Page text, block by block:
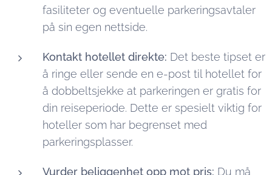
fasiliteter og eventuelle parkeringsavtaler
på sin egen nettside.
Kontakt hotellet direkte: Det beste tipset er
å ringe eller sende en e-post til hotellet for
å dobbeltsjekke at parkeringen er gratis for
din reiseperiode. Dette er spesielt viktig for
hoteller som har begrenset med
parkeringsplasser.
Vurder beliggenhet opp mot pris: Du må